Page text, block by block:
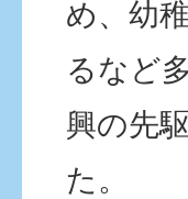
め、幼
るなど
興の先
た。